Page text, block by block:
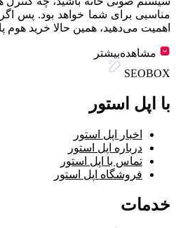
مناسبی برای شما خواهد بود. پس
اهمیت می‌دهید، همین حالا خرید هوم
مشاهده‌بیشتر
SEOBOX
با اپل استور
اخبار اپل استور
درباره اپل استور
تماس با اپل استور
فروشگاه اپل استور
خدمات